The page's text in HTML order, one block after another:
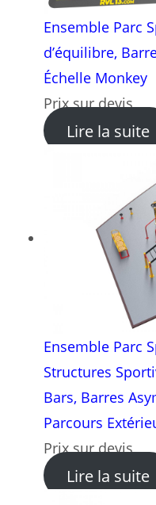
Ensemble Parc
d’équilibre,
Échelle Monkey
Prix sur devis
Lire la suite
Ensemble Parc
Structures
Bars, Barres
Parcours
Prix sur devis
Lire la suite